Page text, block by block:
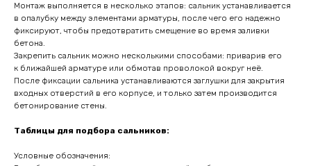
Монтаж выполняется в несколько этапов: сальник устанавливается
в опалубку между элементами арматуры, после чего его надежно
фиксируют, чтобы предотвратить смещение во время заливки
бетона.
Закрепить сальник можно несколькими способами: приварив его
к ближайшей арматуре или обмотав проволокой вокруг неё.
После фиксации сальника устанавливаются заглушки для закрытия
входных отверстий в его корпусе, и только затем производится
бетонирование стены.
Таблицы для подбора сальников:
Условные обозначения: